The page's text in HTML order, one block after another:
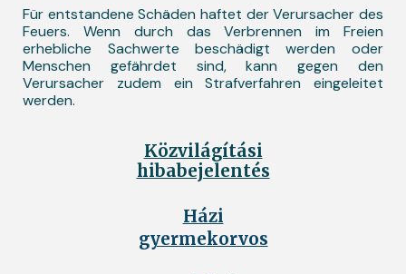
Für entstandene Schäden haftet der Verursacher des
Feuers. Wenn durch das Verbrennen im Freien
erhebliche Sachwerte beschädigt werden oder
Menschen gefährdet sind, kann gegen den
Verursacher zudem ein Strafverfahren eingeleitet
werden.
Közvilágítási
hibabejelentés
Házi
gyermekorvos